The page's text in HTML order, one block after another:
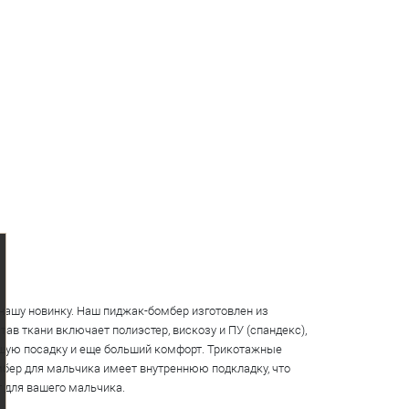
новинку. Наш пиджак-бомбер изготовлен из
ткани включает полиэстер, вискозу и ПУ (спандекс),
посадку и еще больший комфорт. Трикотажные
для мальчика имеет внутреннюю подкладку, что
вашего мальчика.